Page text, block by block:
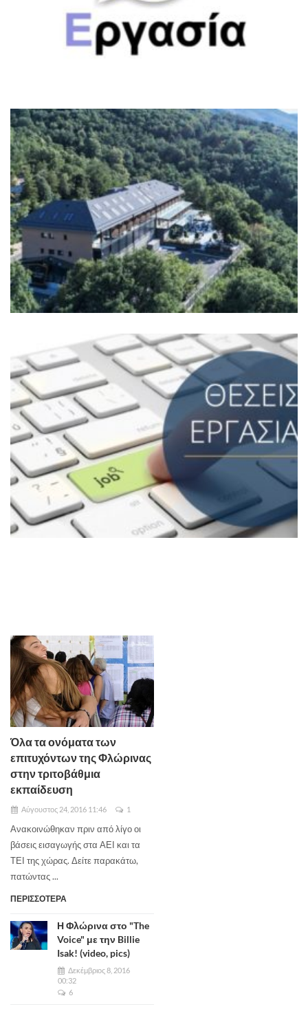
Όλα τα ονόματα των
επιτυχόντων της Φλώρινας
στην τριτοβάθμια
εκπαίδευση
Αύγουστος 24, 2016 11:46 1
Ανακοινώθηκαν πριν από λίγο οι
βάσεις εισαγωγής στα ΑΕΙ και τα
ΤΕΙ της χώρας. Δείτε παρακάτω,
πατώντας ...
ΠΕΡΙΣΣΟΤΕΡΑ
Η Φλώρινα στο "The
Voice" με την Billie
Isak! (video, pics)
Δεκέμβριος 8, 2016
00:32
6